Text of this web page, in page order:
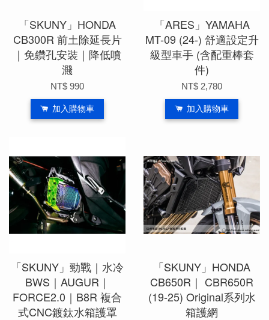
「SKUNY」HONDA
CB300R 前土除延長片
｜免鑽孔安裝｜降低噴
濺
NT$ 990
加入購物車
「ARES」YAMAHA
MT-09 (24-) 舒適設定升
級型車手 (含配重棒套
件)
NT$ 2,780
加入購物車
「SKUNY」勁戰｜水冷
BWS｜AUGUR｜
FORCE2.0｜B8R 複合
式CNC鍍鈦水箱護罩
「SKUNY」HONDA
CB650R｜ CBR650R
(19-25) Original系列水
箱護網